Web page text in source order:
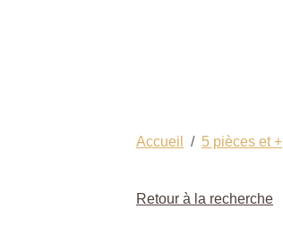
Accueil 5 pièces et +
Retour à la recherche